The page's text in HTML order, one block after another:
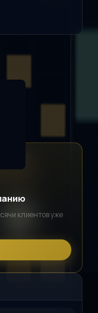
клиентов уже